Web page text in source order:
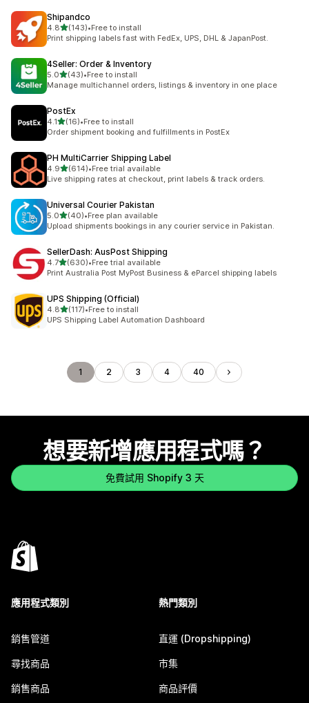
Shipandco
4.8滿分 5 顆星
(143)
共有 143 則評價
•Free to install
Print shipping labels fast with FedEx, UPS, DHL & JapanPost.
4Seller: Order & Inventory
5.0滿分 5 顆星
(43)
共有 43 則評價
•Free to install
Manage multichannel orders, listings & inventory in one place
PostEx
4.1滿分 5 顆星
(16)
共有 16 則評價
•Free to install
Order shipment booking and fulfillments in PostEx
PH MultiCarrier Shipping Label
4.9滿分 5 顆星
(614)
共有 614 則評價
•Free trial available
Live shipping rates at checkout, print labels & track orders.
Universal Courier Pakistan
5.0滿分 5 顆星
(40)
共有 40 則評價
•Free plan available
Upload shipments bookings in any courier service in Pakistan.
SellerDash: AusPost Shipping
4.7滿分 5 顆星
(630)
共有 630 則評價
•Free trial available
Print Australia Post MyPost Business & eParcel shipping labels
UPS Shipping (Official)
4.8滿分 5 顆星
(117)
共有 117 則評價
•Free to install
UPS Shipping Label Automation Dashboard
1 2 3 4 40
想要新增應用程式嗎？
免費試用 Shopify 3 天
應用程式類別
銷售管道
尋找商品
銷售商品
熱門類別
直運 (Dropshipping)
市集
商品評價